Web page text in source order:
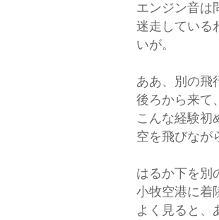
エンジン音は
迷走している
いが。
ああ、別の飛
後ろから来て
こんな経験初
空を飛びなが
はるか下を別
小牧空港に着
よく見ると、